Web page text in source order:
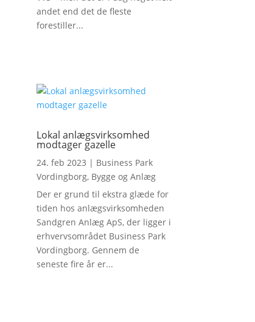
andet end det de fleste
forestiller...
Lokal anlægsvirksomhed
modtager gazelle
24. feb 2023 | Business Park
Vordingborg, Bygge og Anlæg
Der er grund til ekstra glæde for
tiden hos anlægsvirksomheden
Sandgren Anlæg ApS, der ligger i
erhvervsområdet Business Park
Vordingborg. Gennem de
seneste fire år er...